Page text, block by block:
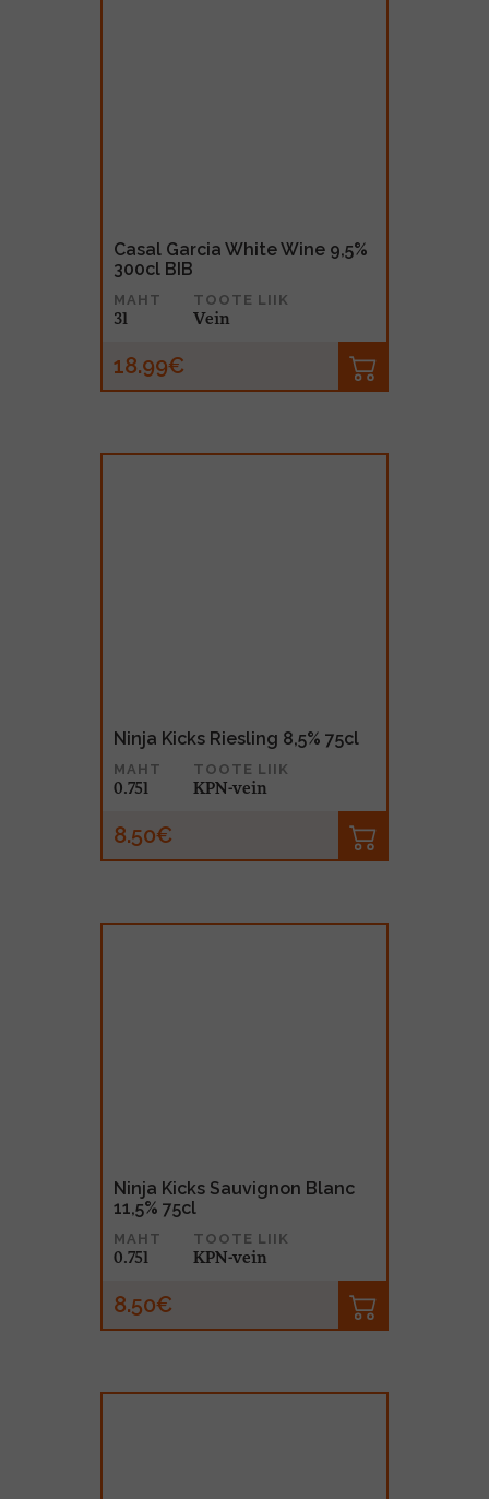
Casal Garcia White Wine 9,5%
300cl BIB
MAHT
3l
TOOTE LIIK
Vein
18.99€
Ninja Kicks Riesling 8,5% 75cl
MAHT
0.75l
TOOTE LIIK
KPN-vein
8.50€
Ninja Kicks Sauvignon Blanc
11,5% 75cl
MAHT
0.75l
TOOTE LIIK
KPN-vein
8.50€